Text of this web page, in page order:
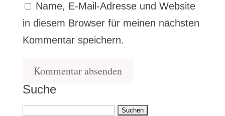
Name, E-Mail-Adresse und Website
in diesem Browser für meinen nächsten
Kommentar speichern.
Suche
Suchen